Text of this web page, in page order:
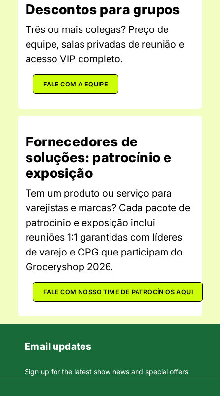
Descontos para grupos
Três ou mais colegas? Preço de
equipe, salas privadas de reunião e
acesso VIP completo.
FALE COM A EQUIPE
Fornecedores de
soluções: patrocínio e
exposição
Tem um produto ou serviço para
varejistas e marcas? Cada pacote de
patrocínio e exposição inclui
reuniões 1:1 garantidas com líderes
de varejo e CPG que participam do
Groceryshop 2026.
FALE COM NOSSO TIME DE PATROCÍNIOS AQUI
Email updates
Sign up for the latest show news and special offers